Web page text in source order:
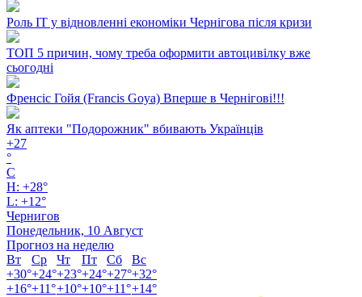
Роль ІТ у відновленні економіки Чернігова після кризи
ТОП 5 причин, чому треба оформити автоцивілку вже
сьогодні
Френсіс Гойя (Francis Goya) Вперше в Чернігові!!!
Як аптеки "Подорожник" вбивають Українців
+27
°
C
H: +28°
L: +12°
Чернигов
Понедельник, 10 Август
Прогноз на неделю
Вт
Ср Чт Пт Сб
Вс
+30°+24°+23°+24°+27°+32°
+16°+11°+10°+10°+11°+14°